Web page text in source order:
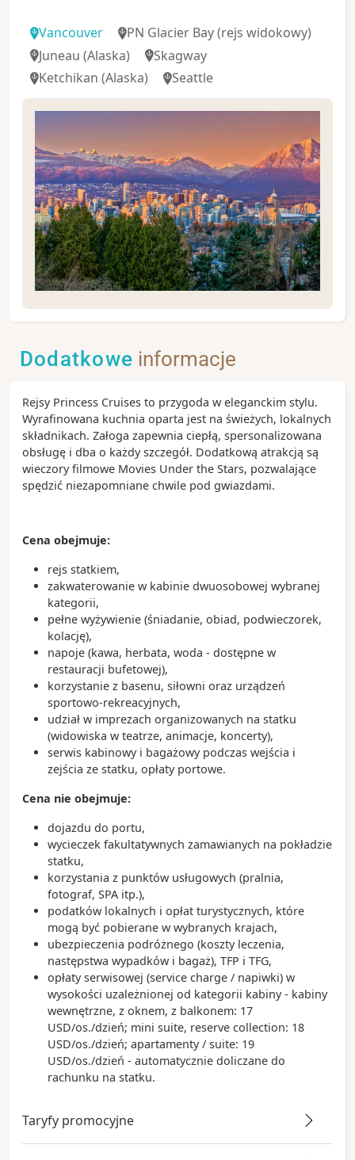
Vancouver PN Glacier Bay(rejs widokowy)
Juneau (Alaska)
Skagway
Ketchikan (Alaska) Seattle
.
Dodatkowe informacje
Rejsy Princess Cruises to przygoda w eleganckim stylu.
Wyrafinowana kuchnia oparta jest na świeżych, lokalnych
składnikach. Załoga zapewnia ciepłą, spersonalizowana
obsługę i dba o każdy szczegół. Dodatkową atrakcją są
wieczory filmowe Movies Under the Stars, pozwalające
spędzić niezapomniane chwile pod gwiazdami.
Cena obejmuje:
rejs statkiem,
zakwaterowanie w kabinie dwuosobowej wybranej
kategorii,
pełne wyżywienie (śniadanie, obiad, podwieczorek,
kolację),
napoje (kawa, herbata, woda - dostępne w
restauracji bufetowej),
korzystanie z basenu, siłowni oraz urządzeń
sportowo-rekreacyjnych,
udział w imprezach organizowanych na statku
(widowiska w teatrze, animacje, koncerty),
serwis kabinowy i bagażowy podczas wejścia i
zejścia ze statku, opłaty portowe.
Cena nie obejmuje:
dojazdu do portu,
wycieczek fakultatywnych zamawianych na pokładzie
statku,
korzystania z punktów usługowych (pralnia,
fotograf, SPA itp.),
podatków lokalnych i opłat turystycznych, które
mogą być pobierane w wybranych krajach,
ubezpieczenia podróżnego (koszty leczenia,
następstwa wypadków i bagaż), TFP i TFG,
opłaty serwisowej (service charge / napiwki) w
wysokości uzależnionej od kategorii kabiny - kabiny
wewnętrzne, z oknem, z balkonem: 17
USD/os./dzień; mini suite, reserve collection: 18
USD/os./dzień; apartamenty / suite: 19
USD/os./dzień - automatycznie doliczane do
rachunku na statku.
Taryfy promocyjne